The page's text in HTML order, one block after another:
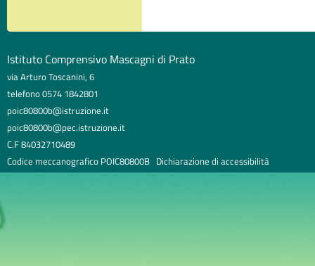
Istituto Comprensivo Mascagni di Prato
via Arturo Toscanini, 6
telefono 0574 1842801
poic80800b@istruzione.it
poic80800b@pec.istruzione.it
C.F 84032710489
Codice meccanografico POIC80800B Dichiarazione di accessibilità